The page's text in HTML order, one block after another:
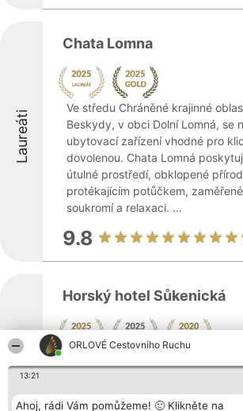
ORLOVÉ Cestovního Ruchu
13:21
Ahoj, rádi Vám pomůžeme! 🙂 Klikněte na
Laureáti
Chata Lomna
Ve středu Chráněné krajinné
Beskydy, v obci Dolní Lomná, se
ubytovací zařízení vhodné pro
dovolenou. Chata Lomná
útulné prostředí, obklopené
protékajícím potůčkem,
soukromí a relaxaci. ...
9.8
Horský hotel Sůkenická